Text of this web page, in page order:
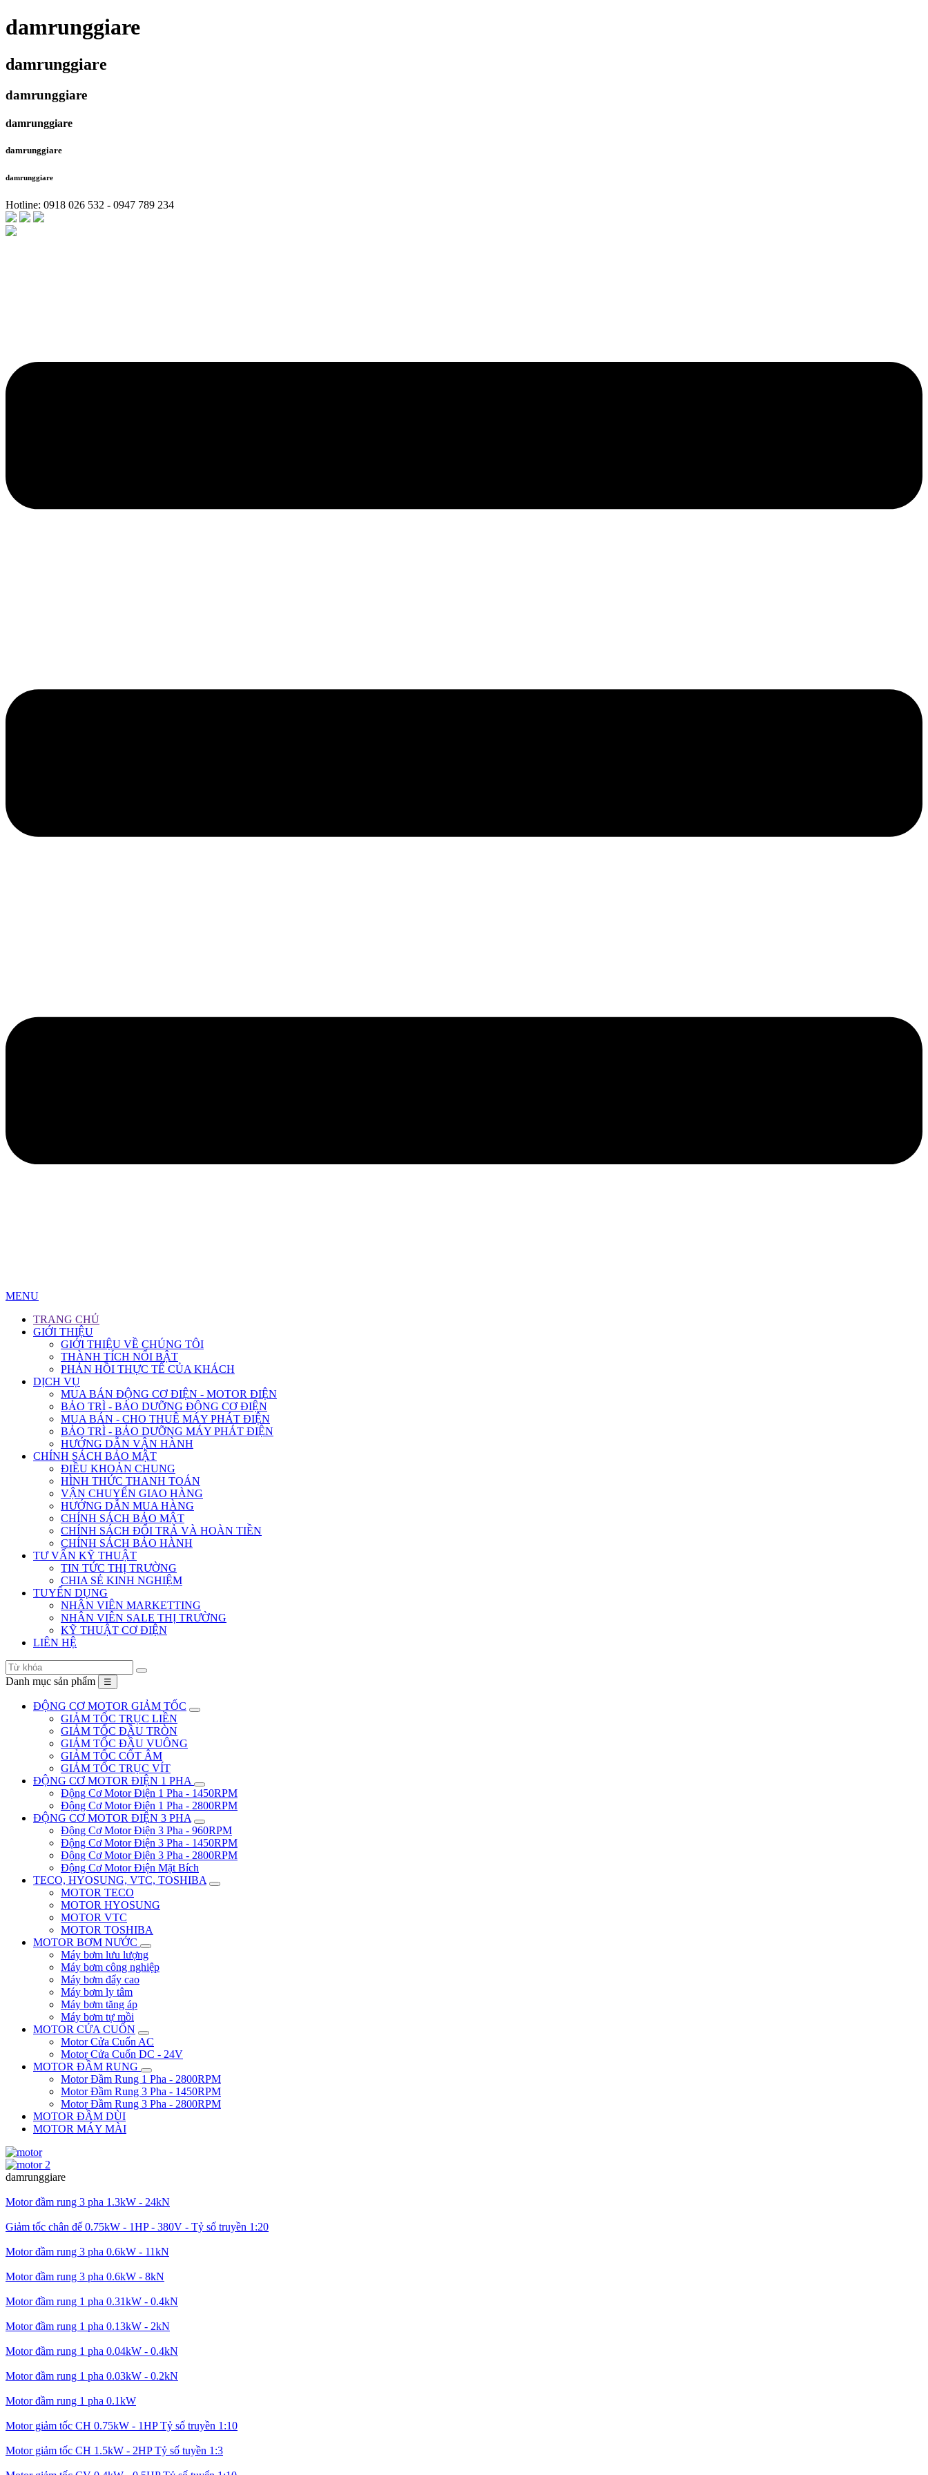
damrunggiare
damrunggiare
damrunggiare
damrunggiare
damrunggiare
damrunggiare
Hotline: 0918 026 532 - 0947 789 234
MENU
TRANG CHỦ
GIỚI THIỆU
GIỚI THIỆU VỀ CHÚNG TÔI
THÀNH TÍCH NỔI BẬT
PHẢN HỒI THỰC TẾ CỦA KHÁCH
DỊCH VỤ
MUA BÁN ĐỘNG CƠ ĐIỆN - MOTOR ĐIỆN
BẢO TRÌ - BẢO DƯỠNG ĐỘNG CƠ ĐIỆN
MUA BÁN - CHO THUÊ MÁY PHÁT ĐIỆN
BẢO TRÌ - BẢO DƯỠNG MÁY PHÁT ĐIỆN
HƯỚNG DẪN VẬN HÀNH
CHÍNH SÁCH BẢO MẬT
ĐIỀU KHOẢN CHUNG
HÌNH THỨC THANH TOÁN
VẬN CHUYỂN GIAO HÀNG
HƯỚNG DẪN MUA HÀNG
CHÍNH SÁCH BẢO MẬT
CHÍNH SÁCH ĐỔI TRẢ VÀ HOÀN TIỀN
CHÍNH SÁCH BẢO HÀNH
TƯ VẤN KỸ THUẬT
TIN TỨC THỊ TRƯỜNG
CHIA SẺ KINH NGHIỆM
TUYỂN DỤNG
NHÂN VIÊN MARKETTING
NHÂN VIÊN SALE THỊ TRƯỜNG
KỸ THUẬT CƠ ĐIỆN
LIÊN HỆ
Danh mục sản phẩm ☰
ĐỘNG CƠ MOTOR GIẢM TỐC
GIẢM TỐC TRỤC LIỀN
GIẢM TỐC ĐẦU TRÒN
GIẢM TỐC ĐẦU VUÔNG
GIẢM TỐC CỐT ÂM
GIẢM TỐC TRỤC VÍT
ĐỘNG CƠ MOTOR ĐIỆN 1 PHA
Động Cơ Motor Điện 1 Pha - 1450RPM
Động Cơ Motor Điện 1 Pha - 2800RPM
ĐỘNG CƠ MOTOR ĐIỆN 3 PHA
Động Cơ Motor Điện 3 Pha - 960RPM
Động Cơ Motor Điện 3 Pha - 1450RPM
Động Cơ Motor Điện 3 Pha - 2800RPM
Động Cơ Motor Điện Mặt Bích
TECO, HYOSUNG, VTC, TOSHIBA
MOTOR TECO
MOTOR HYOSUNG
MOTOR VTC
MOTOR TOSHIBA
MOTOR BƠM NƯỚC
Máy bơm lưu lượng
Máy bơm công nghiệp
Máy bơm đẩy cao
Máy bơm ly tâm
Máy bơm tăng áp
Máy bơm tự mồi
MOTOR CỬA CUỐN
Motor Cửa Cuốn AC
Motor Cửa Cuốn DC - 24V
MOTOR ĐẦM RUNG
Motor Đầm Rung 1 Pha - 2800RPM
Motor Đầm Rung 3 Pha - 1450RPM
Motor Đầm Rung 3 Pha - 2800RPM
MOTOR ĐẦM DÙI
MOTOR MÁY MÀI
damrunggiare
Motor đầm rung 3 pha 1.3kW - 24kN
Giảm tốc chân đế 0.75kW - 1HP - 380V - Tỷ số truyền 1:20
Motor đầm rung 3 pha 0.6kW - 11kN
Motor đầm rung 3 pha 0.6kW - 8kN
Motor đầm rung 1 pha 0.31kW - 0.4kN
Motor đầm rung 1 pha 0.13kW - 2kN
Motor đầm rung 1 pha 0.04kW - 0.4kN
Motor đầm rung 1 pha 0.03kW - 0.2kN
Motor đầm rung 1 pha 0.1kW
Motor giảm tốc CH 0.75kW - 1HP Tỷ số truyền 1:10
Motor giảm tốc CH 1.5kW - 2HP Tỷ số tuyền 1:3